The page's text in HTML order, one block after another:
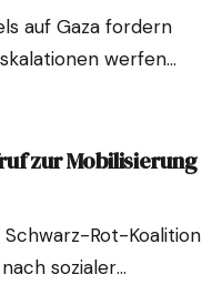
auf Gaza fordern
werfen
zur Mobilisierung
Rot-Koalition
sozialer